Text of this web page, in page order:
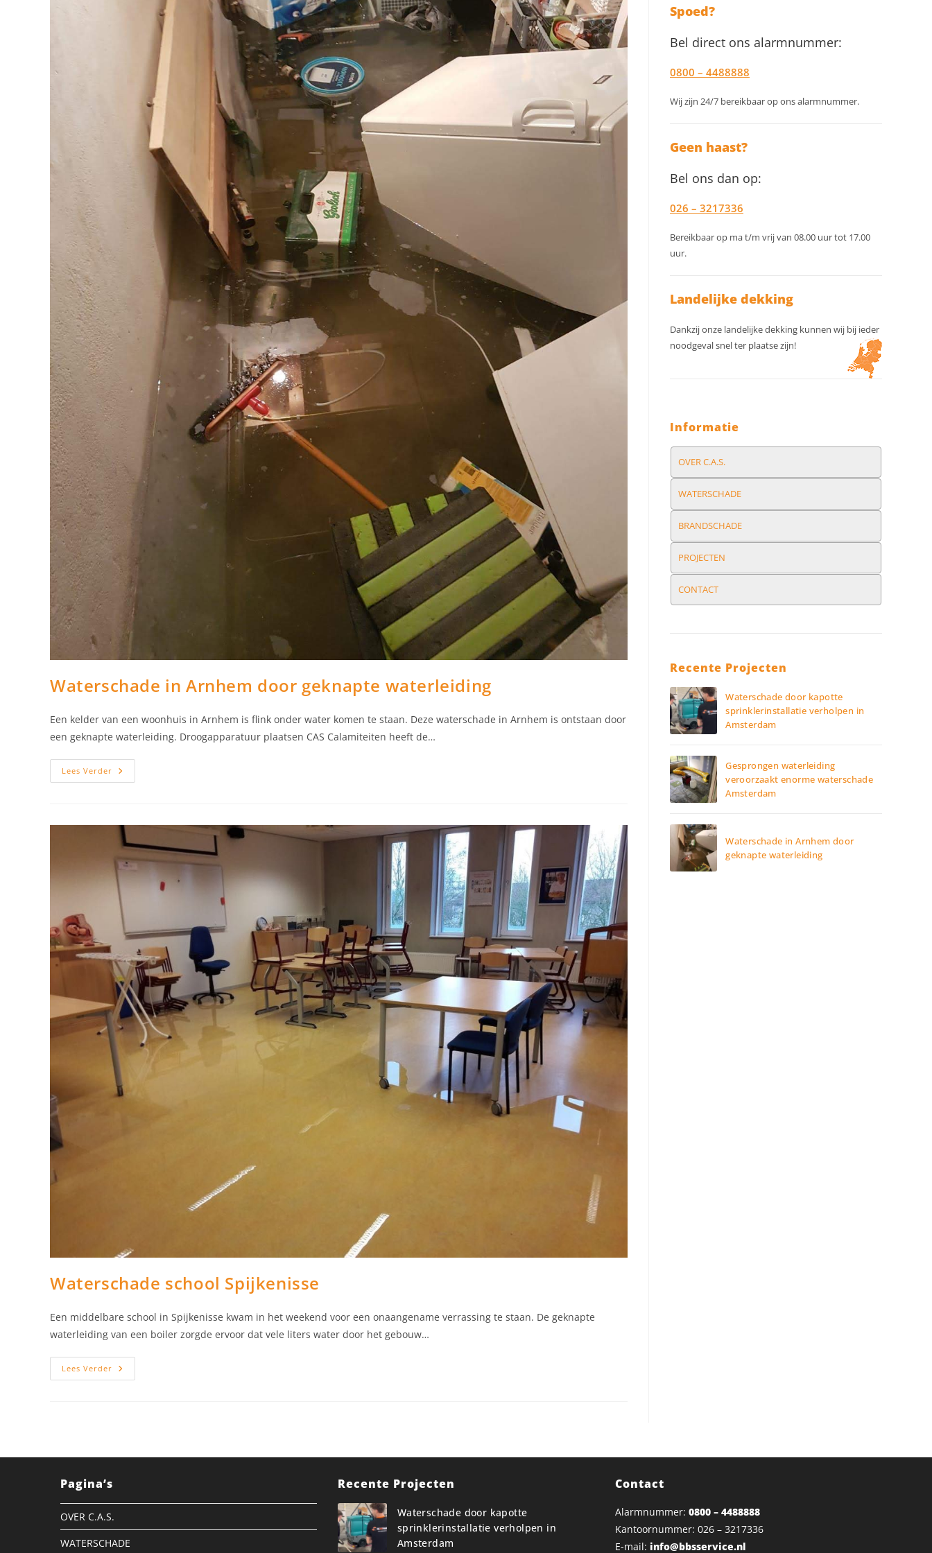
Waterschade in Arnhem door geknapte waterleiding
Een kelder van een woonhuis in Arnhem is flink onder water komen te staan. Deze waterschade in Arnhem is ontstaan door
een geknapte waterleiding. Droogapparatuur plaatsen CAS Calamiteiten heeft de…
Lees Verder Waterschade
In
Waterschade school Spijkenisse
Een middelbare school in Spijkenisse kwam in het weekend voor een onaangename verrassing te staan. De geknapte
waterleiding van een boiler zorgde ervoor dat vele liters water door het gebouw…
Lees Verder Waterschade
School
Spoed?
Bel direct ons alarmnummer:
0800 – 4488888
Wij zijn 24/7 bereikbaar op ons alarmnummer.
Geen haast?
Bel ons dan op:
026 – 3217336
Bereikbaar op ma t/m vrij van 08.00 uur tot 17.00
uur.
Landelijke dekking
Dankzij onze landelijke dekking kunnen wij bij ieder
noodgeval snel ter plaatse zijn!
Informatie
OVER C.A.S.
WATERSCHADE
BRANDSCHADE
PROJECTEN
CONTACT
Recente Projecten
Waterschade door kapotte
sprinklerinstallatie verholpen in
Amsterdam
Gesprongen waterleiding
veroorzaakt enorme waterschade
Amsterdam
Waterschade in Arnhem door
geknapte waterleiding
Pagina’s
OVER C.A.S.
WATERSCHADE
Recente Projecten
Waterschade door kapotte
sprinklerinstallatie verholpen in
Amsterdam
Contact
Alarmnummer: 0800 – 4488888
Kantoornummer: 026 – 3217336
E-mail: info@bbsservice.nl